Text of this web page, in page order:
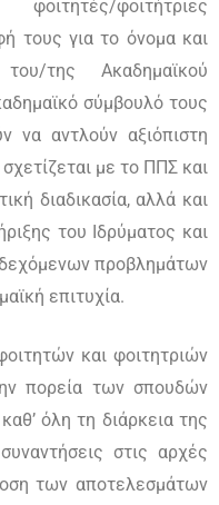
φοιτήτριες
τους για το όνομα και
της Ακαδημαϊκού
σύμβουλό τους
να αντλούν αξιόπιστη
με το ΠΠΣ και
διαδικασία, αλλά και
του Ιδρύματος και
προβλημάτων
επιτυχία.
και φοιτητριών
πορεία των σπουδών
όλη τη διάρκεια της
στις αρχές
των αποτελεσμάτων